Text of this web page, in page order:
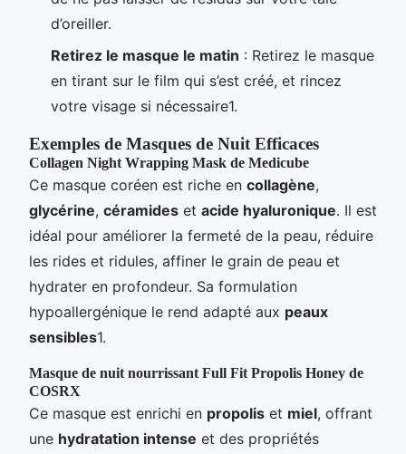
d’oreiller.
Retirez le masque le matin : Retirez le masque
en tirant sur le film qui s’est créé, et rincez
votre visage si nécessaire1.
Exemples de Masques de Nuit Efficaces
Collagen Night Wrapping Mask de Medicube
Ce masque coréen est riche en collagène,
glycérine, céramides et acide hyaluronique. Il est
idéal pour améliorer la fermeté de la peau, réduire
les rides et ridules, affiner le grain de peau et
hydrater en profondeur. Sa formulation
hypoallergénique le rend adapté aux peaux
sensibles1.
Masque de nuit nourrissant Full Fit Propolis Honey de
COSRX
Ce masque est enrichi en propolis et miel, offrant
une hydratation intense et des propriétés